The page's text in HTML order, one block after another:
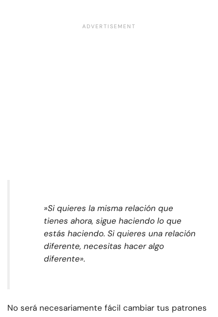
»Si quieres la misma relación que
tienes ahora, sigue haciendo lo que
estás haciendo. Si quieres una relación
diferente, necesitas hacer algo
diferente».
No será necesariamente fácil cambiar tus patrones